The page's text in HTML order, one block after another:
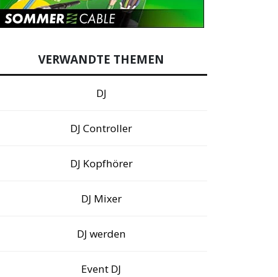
VERWANDTE THEMEN
DJ
DJ Controller
DJ Kopfhörer
DJ Mixer
DJ werden
Event DJ